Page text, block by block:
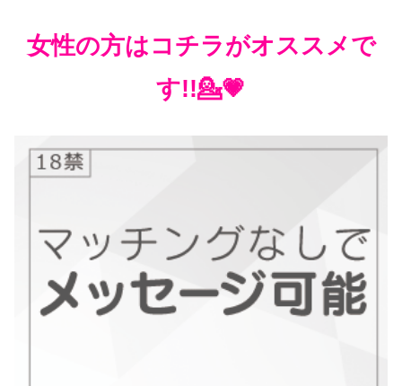
女性の方はコチラがオススメで
す!!💁💗